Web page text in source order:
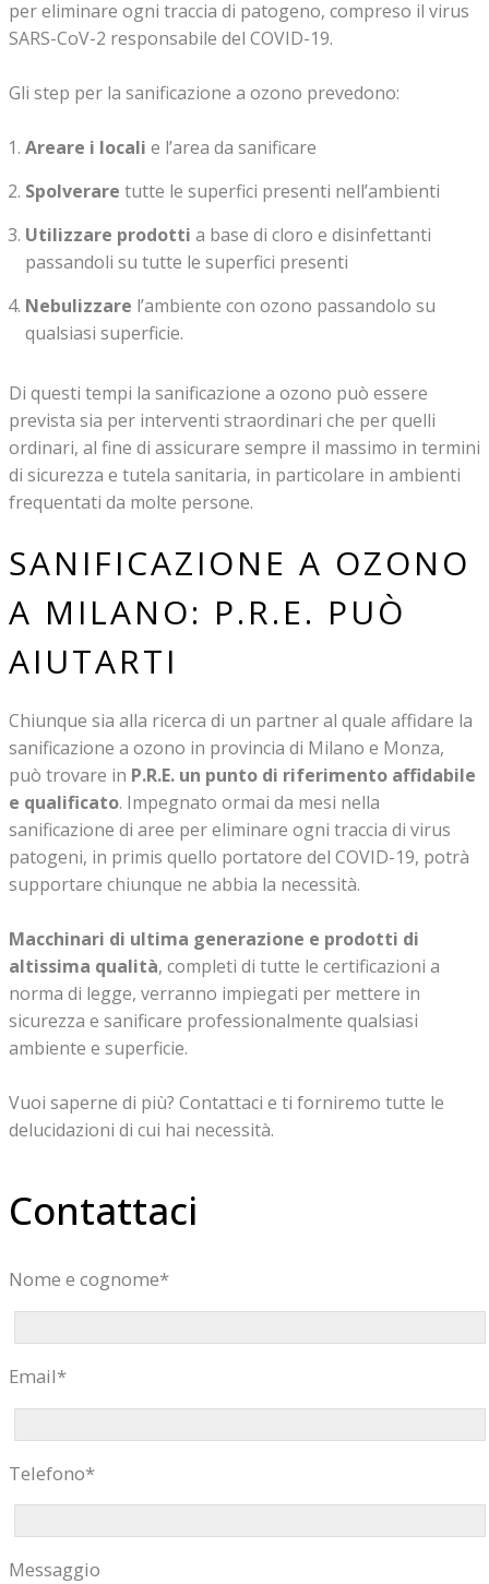
per eliminare ogni traccia di patogeno, compreso il virus
SARS-CoV-2 responsabile del COVID-19.
Gli step per la sanificazione a ozono prevedono:
Areare i locali e l’area da sanificare
Spolverare tutte le superfici presenti nell’ambienti
Utilizzare prodotti a base di cloro e disinfettanti
passandoli su tutte le superfici presenti
Nebulizzare l’ambiente con ozono passandolo su
qualsiasi superficie.
Di questi tempi la sanificazione a ozono può essere
prevista sia per interventi straordinari che per quelli
ordinari, al fine di assicurare sempre il massimo in termini
di sicurezza e tutela sanitaria, in particolare in ambienti
frequentati da molte persone.
SANIFICAZIONE A OZONO
A MILANO: P.R.E. PUÒ
AIUTARTI
Chiunque sia alla ricerca di un partner al quale affidare la
sanificazione a ozono in provincia di Milano e Monza,
può trovare in P.R.E. un punto di riferimento affidabile
e qualificato. Impegnato ormai da mesi nella
sanificazione di aree per eliminare ogni traccia di virus
patogeni, in primis quello portatore del COVID-19, potrà
supportare chiunque ne abbia la necessità.
Macchinari di ultima generazione e prodotti di
altissima qualità, completi di tutte le certificazioni a
norma di legge, verranno impiegati per mettere in
sicurezza e sanificare professionalmente qualsiasi
ambiente e superficie.
Vuoi saperne di più? Contattaci e ti forniremo tutte le
delucidazioni di cui hai necessità.
Contattaci
Nome e cognome*
Email*
Telefono*
Messaggio